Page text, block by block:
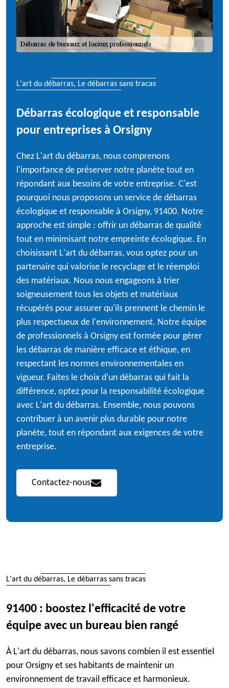
L'art du débarras, Le débarras sans tracas
Débarras écologique et responsable
pour entreprises à Orsigny
Chez L'art du débarras, nous comprenons
l'importance de préserver notre planète tout en
répondant aux besoins de votre entreprise. C'est
pourquoi nous proposons un service de débarras
écologique et responsable à Orsigny, 91400. Notre
approche est simple : offrir un débarras de qualité
tout en minimisant notre empreinte écologique. En
choisissant L'art du débarras, vous optez pour un
partenaire qui valorise le recyclage et le réemploi
des matériaux. Nous nous engageons à trier
soigneusement tous les objets et matériaux
récupérés pour assurer qu'ils prennent le chemin le
plus respectueux de l'environnement. Notre équipe
de professionnels à Orsigny est formée pour gérer
les débarras de manière efficace et éthique, en
respectant les normes environnementales en
vigueur. Faites le choix d'un débarras qui fait la
différence, optez pour la responsabilité écologique
avec L'art du débarras. Ensemble, nous pouvons
contribuer à un avenir plus durable pour notre
planète, tout en répondant aux exigences de votre
entreprise.
Contactez-nous
L'art du débarras, Le débarras sans tracas
91400 : boostez l'efficacité de votre
équipe avec un bureau bien rangé
À L'art du débarras, nous savons combien il est essentiel
pour Orsigny et ses habitants de maintenir un
environnement de travail efficace et harmonieux.